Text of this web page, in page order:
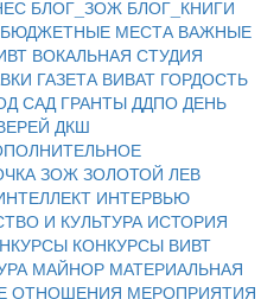
БЛОГ_ЗОЖ БЛОГ_КНИГИ
БЮДЖЕТНЫЕ МЕСТА ВАЖНЫЕ
ВОКАЛЬНАЯ СТУДИЯ
ГАЗЕТА ВИВАТ ГОРДОСТЬ
САД ГРАНТЫ ДДПО ДЕНЬ
ДКШ
ЗОЖ ЗОЛОТОЙ ЛЕВ
ИНТЕРВЬЮ
И КУЛЬТУРА ИСТОРИЯ
КОНКУРСЫ ВИВТ
МАЙНОР МАТЕРИАЛЬНАЯ
ОТНОШЕНИЯ МЕРОПРИЯТИЯ